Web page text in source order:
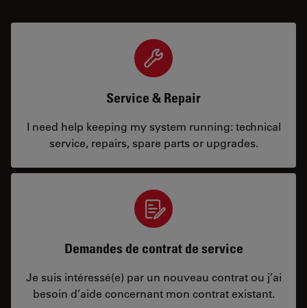
Service & Repair
I need help keeping my system running: technical
service, repairs, spare parts or upgrades.
Demandes de contrat de service
Je suis intéressé(e) par un nouveau contrat ou j’ai
besoin d’aide concernant mon contrat existant.